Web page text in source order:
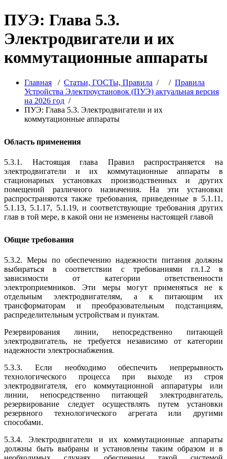
ПУЭ: Глава 5.3.
Электродвигатели и их
коммутационные аппараты
Главная / Статьи, ГОСТы, Правила / / Правила
Устройства Электроустановок (ПУЭ) актуальная версия
на 2026 год /
ПУЭ: Глава 5.3. Электродвигатели и их
коммутационные аппараты
Область применения
5.3.1. Настоящая глава Правил распространяется на
электродвигатели и их коммутационные аппараты в
стационарных установках производственных и других
помещений различного назначения. На эти установки
распространяются также требования, приведенные в 5.1.11,
5.1.13, 5.1.17, 5.1.19, и соответствующие требования других
глав в той мере, в какой они не изменены настоящей главой
Общие требования
5.3.2. Меры по обеспечению надежности питания должны
выбираться в соответствии с требованиями гл.1.2 в
зависимости от категории ответственности
электроприемников. Эти меры могут применяться не к
отдельным электродвигателям, а к питающим их
трансформаторам и преобразовательным подстанциям,
распределительным устройствам и пунктам.
Резервирования линии, непосредственно питающей
электродвигатель, не требуется независимо от категории
надежности электроснабжения.
5.3.3. Если необходимо обеспечить непрерывность
технологического процесса при выходе из строя
электродвигателя, его коммутационной аппаратуры или
линии, непосредственно питающей электродвигатель,
резервирование следует осуществлять путем установки
резервного технологического агрегата или другими
способами.
5.3.4. Электродвигатели и их коммутационные аппараты
должны быть выбраны и установлены таким образом и в